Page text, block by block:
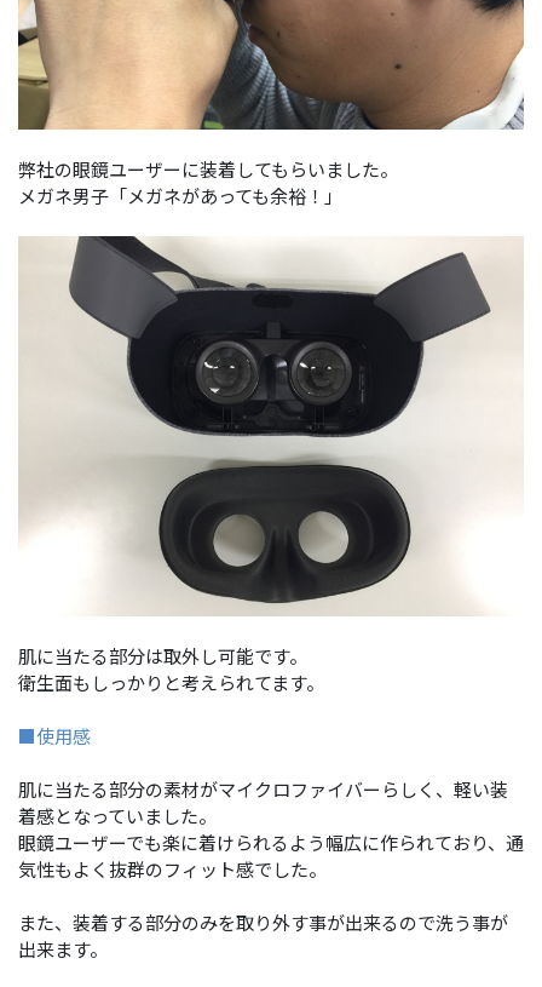
弊社の眼鏡ユーザーに装着してもらいました。
メガネ男子「メガネがあっても余裕！」
肌に当たる部分は取外し可能です。
衛生面もしっかりと考えられてます。
■使用感
肌に当たる部分の素材がマイクロファイバーらしく、軽い装
着感となっていました。
眼鏡ユーザーでも楽に着けられるよう幅広に作られており、通
気性もよく抜群のフィット感でした。
また、装着する部分のみを取り外す事が出来るので洗う事が
出来ます。